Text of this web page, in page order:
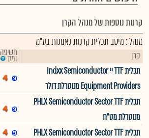
קרנות נוספות של מנהל הקרן
מנהל : מיטב תכלית קרנות נאמנות בע"מ
קרן חשיפה
ומס
תכלית TTF יי Indxx Semiconductor
Equipment Providers מנוטרלת דולר
תכלית PHLX Semiconductor Sector TTF
מנוטרלת מט"ח
תכלית PHLX Semiconductor Sector TTF